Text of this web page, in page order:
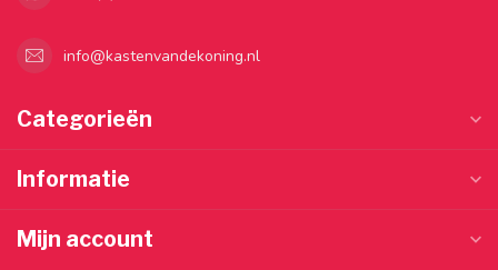
info@kastenvandekoning.nl
Categorieën
Informatie
Mijn account